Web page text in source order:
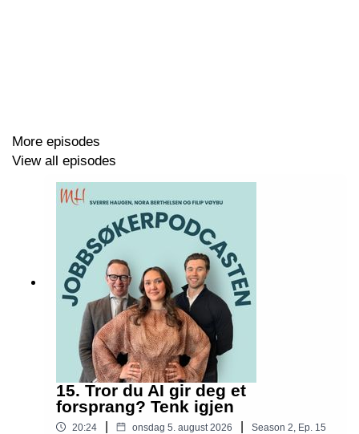
More episodes
View all episodes
15. Tror du AI gir deg et
forsprang? Tenk igjen
20:24 onsdag 5. august 2026 Season 2 Ep. 15